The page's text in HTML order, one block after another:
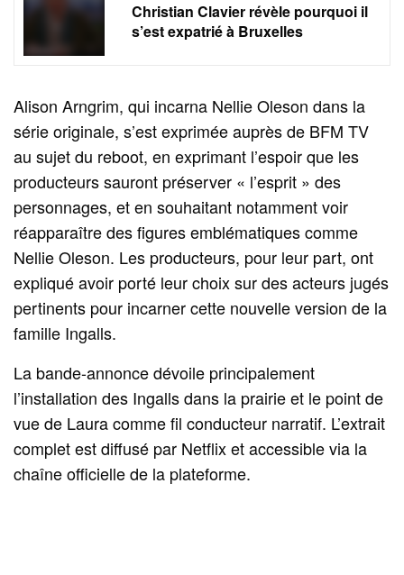
Christian Clavier révèle pourquoi il
s’est expatrié à Bruxelles
Alison Arngrim, qui incarna Nellie Oleson dans la
série originale, s’est exprimée auprès de BFM TV
au sujet du reboot, en exprimant l’espoir que les
producteurs sauront préserver « l’esprit » des
personnages, et en souhaitant notamment voir
réapparaître des figures emblématiques comme
Nellie Oleson. Les producteurs, pour leur part, ont
expliqué avoir porté leur choix sur des acteurs jugés
pertinents pour incarner cette nouvelle version de la
famille Ingalls.
La bande-annonce dévoile principalement
l’installation des Ingalls dans la prairie et le point de
vue de Laura comme fil conducteur narratif. L’extrait
complet est diffusé par Netflix et accessible via la
chaîne officielle de la plateforme.